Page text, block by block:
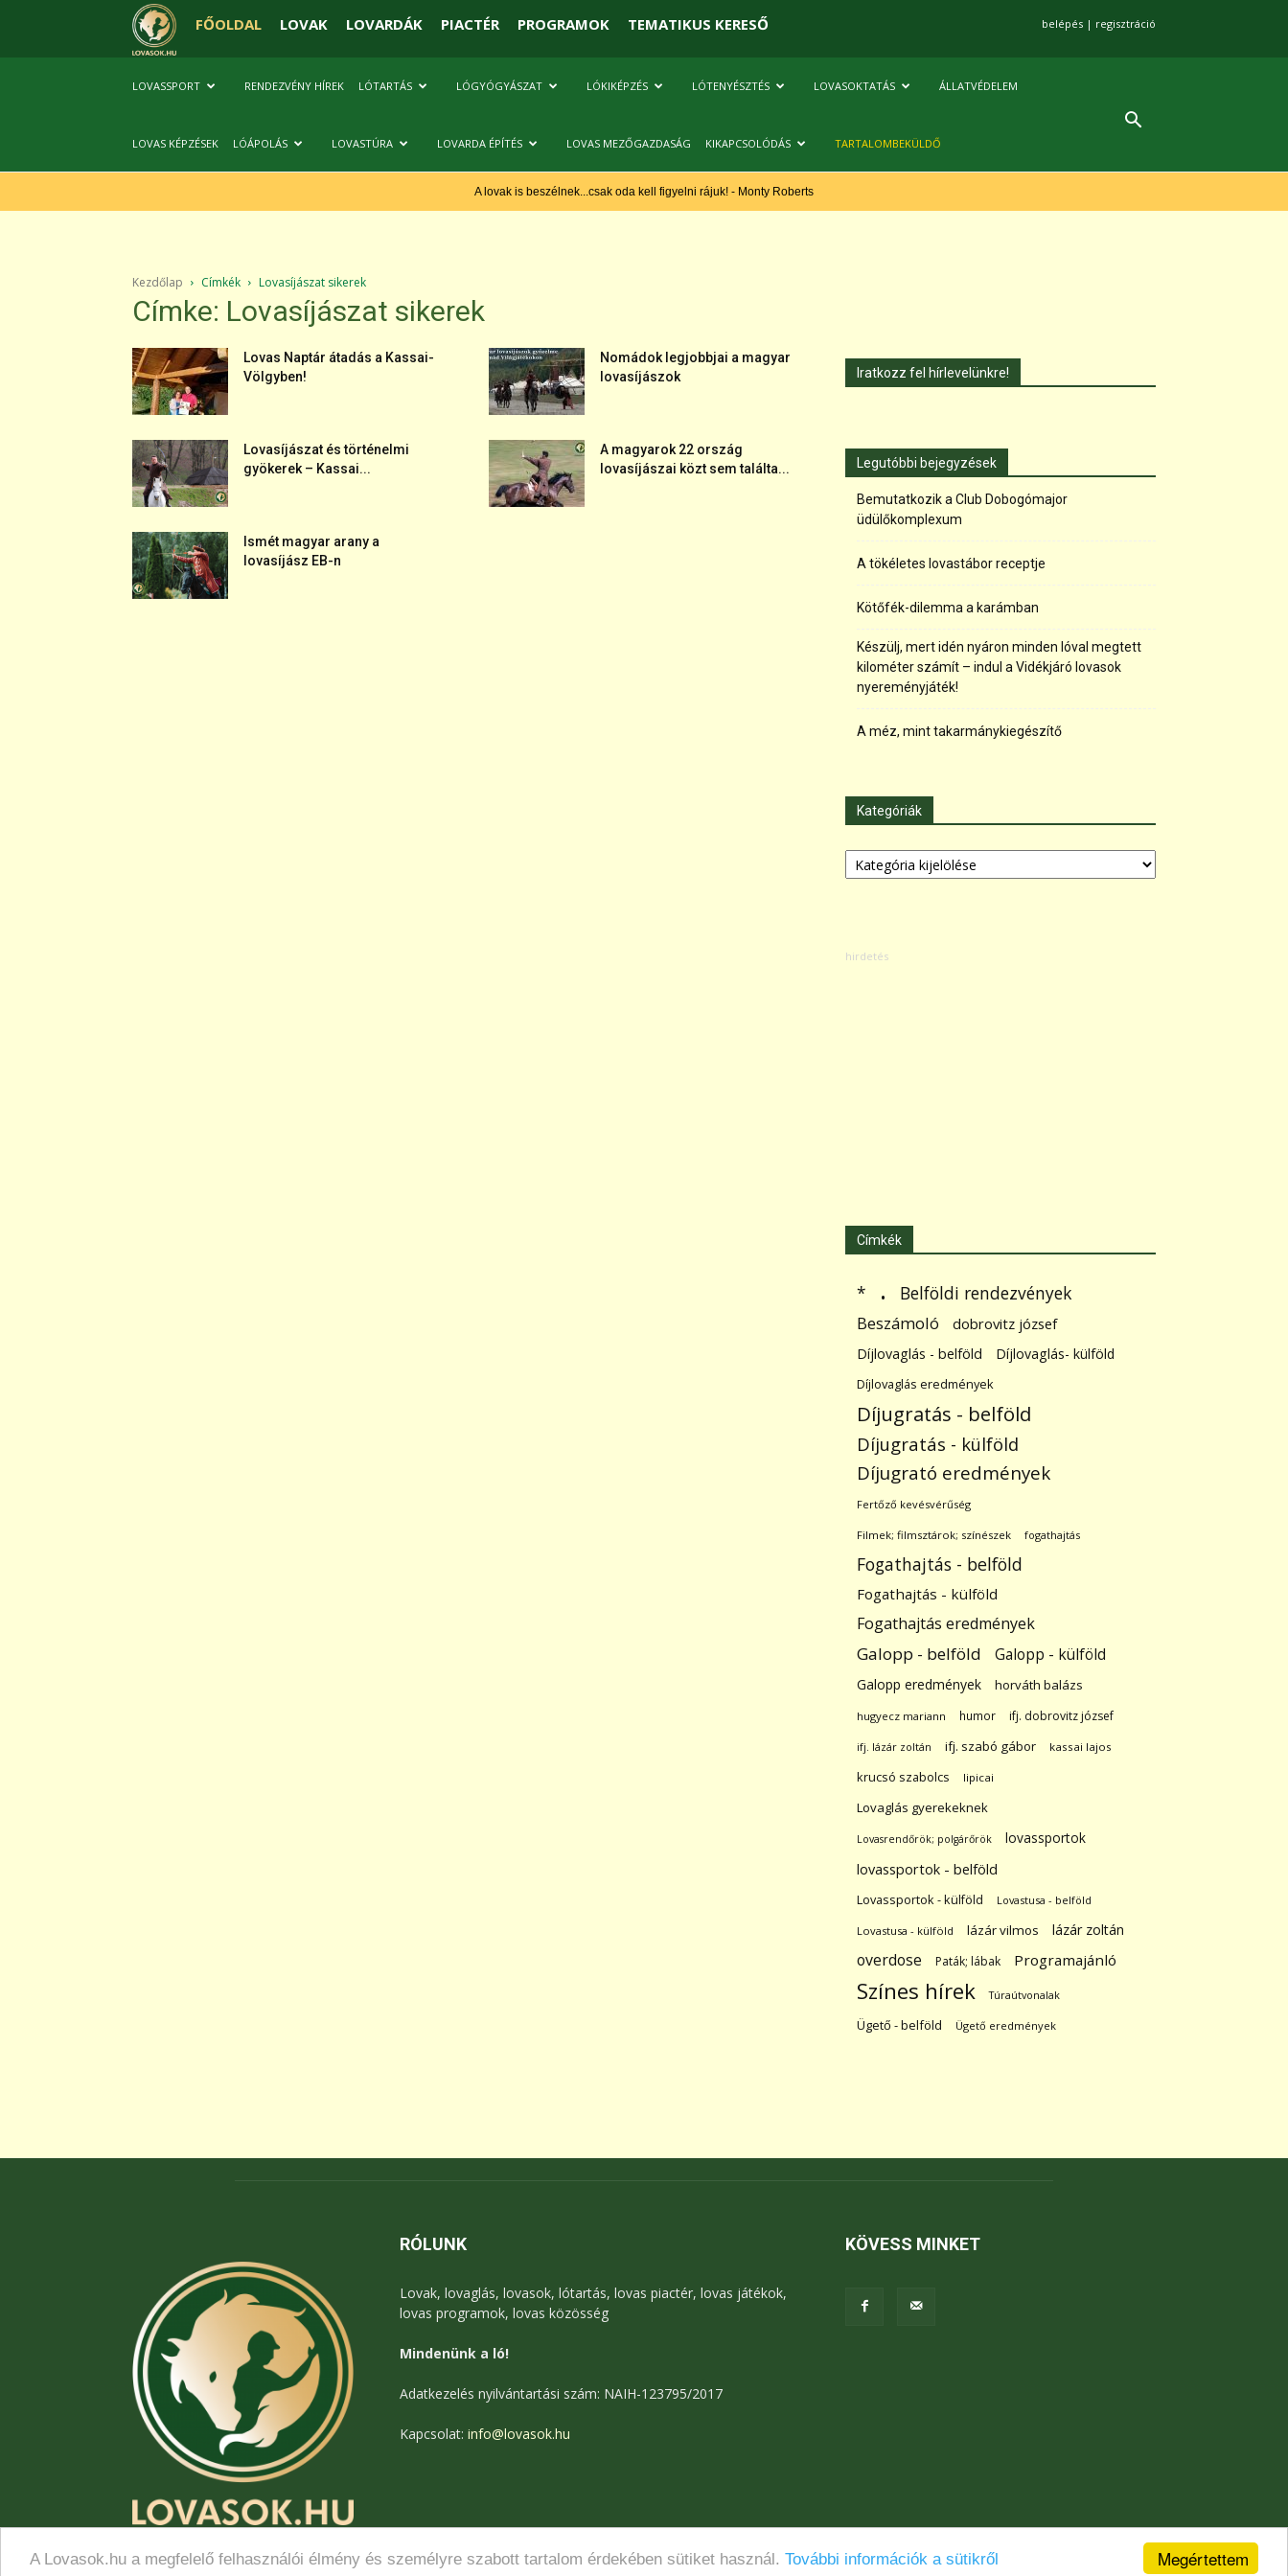
Megértettem
A Lovasok.hu a megfelelő felhasználói élmény és személyre szabott tartalom érdekében sütiket használ. További információk a sütikről
FŐOLDAL LOVAK LOVARDÁK PIACTÉR PROGRAMOK TEMATIKUS KERESŐ belépés | regisztráció
LOVASSPORT RENDEZVÉNY HÍREK LÓTARTÁS LÓGYÓGYÁSZAT LÓKIKÉPZÉS LÓTENYÉSZTÉS LOVASOKTATÁS ÁLLATVÉDELEM
LOVAS KÉPZÉSEK LÓÁPOLÁS LOVASTÚRA LOVARDA ÉPÍTÉS LOVAS MEZŐGAZDASÁG KIKAPCSOLÓDÁS TARTALOMBEKÜLDŐ
A lovak is beszélnek...csak oda kell figyelni rájuk! - Monty Roberts
Kezdőlap Címkék Lovasíjászat sikerek
Címke: Lovasíjászat sikerek
Lovas Naptár átadás a Kassai-
Völgyben!
Nomádok legjobbjai a magyar
lovasíjászok
Lovasíjászat és történelmi
gyökerek – Kassai...
A magyarok 22 ország
lovasíjászai közt sem találta...
Ismét magyar arany a
lovasíjász EB-n
Iratkozz fel hírlevelünkre!
Legutóbbi bejegyzések
Bemutatkozik a Club Dobogómajor
üdülőkomplexum
A tökéletes lovastábor receptje
Kötőfék-dilemma a karámban
Készülj, mert idén nyáron minden lóval megtett
kilométer számít – indul a Vidékjáró lovasok
nyereményjáték!
A méz, mint takarmánykiegészítő
Kategóriák
Kategóriák
Címkék
* . Belföldi rendezvények
Beszámoló dobrovitz józsef
Díjlovaglás - belföld Díjlovaglás- külföld
Díjlovaglás eredmények
Díjugratás - belföld
Díjugratás - külföld
Díjugrató eredmények
Fertőző kevésvérűség
Filmek; filmsztárok; színészek fogathajtás
Fogathajtás - belföld
Fogathajtás - külföld
Fogathajtás eredmények
Galopp - belföld Galopp - külföld
Galopp eredmények horváth balázs
hugyecz mariann humor ifj. dobrovitz józsef
ifj. lázár zoltán ifj. szabó gábor kassai lajos
krucsó szabolcs lipicai
Lovaglás gyerekeknek
Lovasrendőrök; polgárőrök
lovassportok
lovassportok - belföld
Lovassportok - külföld Lovastusa - belföld
Lovastusa - külföld lázár vilmos lázár zoltán
overdose Paták; lábak Programajánló
Színes hírek Túraútvonalak
Ügető - belföld Ügető eredmények
RÓLUNK
Lovak, lovaglás, lovasok, lótartás, lovas piactér, lovas játékok,
lovas programok, lovas közösség
Mindenünk a ló!
Adatkezelés nyilvántartási szám: NAIH-123795/2017
Kapcsolat: info@lovasok.hu
KÖVESS MINKET
Médiaajánlat Adatkezelési tájékoztató Jogi nyilatkozat Kapcsolat
© Lovasok.hu